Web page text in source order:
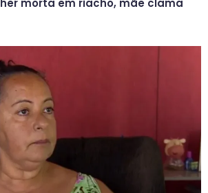
morta em riacho, mãe clama